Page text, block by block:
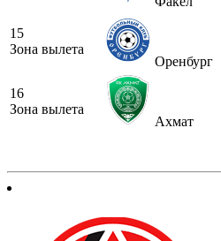
15
Зона вылета
Оренбург
16
Зона вылета
Ахмат